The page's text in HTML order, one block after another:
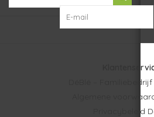
DéBlé –
Algemene
Privacybeleid